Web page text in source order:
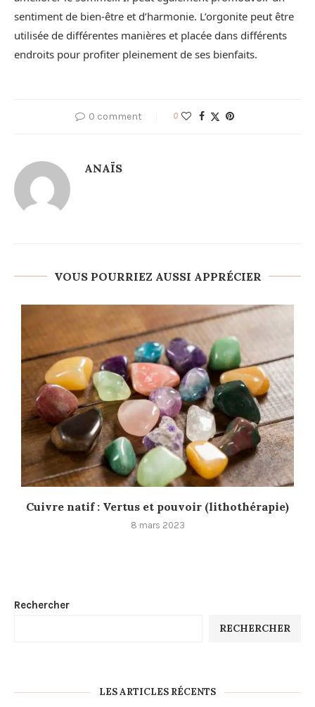
sentiment de bien-être et d’harmonie. L’orgonite peut être
utilisée de différentes manières et placée dans différents
endroits pour profiter pleinement de ses bienfaits.
0 comment 0
ANAÏS
VOUS POURRIEZ AUSSI APPRÉCIER
Cuivre natif : Vertus et pouvoir (lithothérapie)
8 mars 2023
Rechercher
RECHERCHER
LES ARTICLES RÉCENTS